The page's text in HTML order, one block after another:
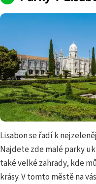
Lisabon se řadí k
Najdete zde malé parky
také velké zahrady, kde
krásy. V tomto městě na